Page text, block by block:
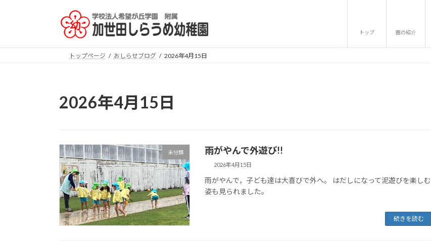
トップ 園の紹介
トップページ おしらせブログ 2026年4月15日
2026年4月15日
未分類 雨がやんで外遊び!!
2026年4月15日
雨がやんで，子ども達は大喜びで外へ。 はだしになって泥遊びを楽しむ
姿も見られました。
続きを読む